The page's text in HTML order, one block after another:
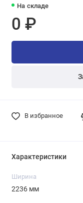
На складе
0 ₽
В избранное
Характеристики
Ширина
2236 мм